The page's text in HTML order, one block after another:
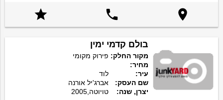



בולם קדמי ימין
מקור החלק: פירוק מקומי
מחיר:
עיר:
לוד
שם העסק:
אברג'יל אורנה
יצרן, שנה:
טויוטה,2005